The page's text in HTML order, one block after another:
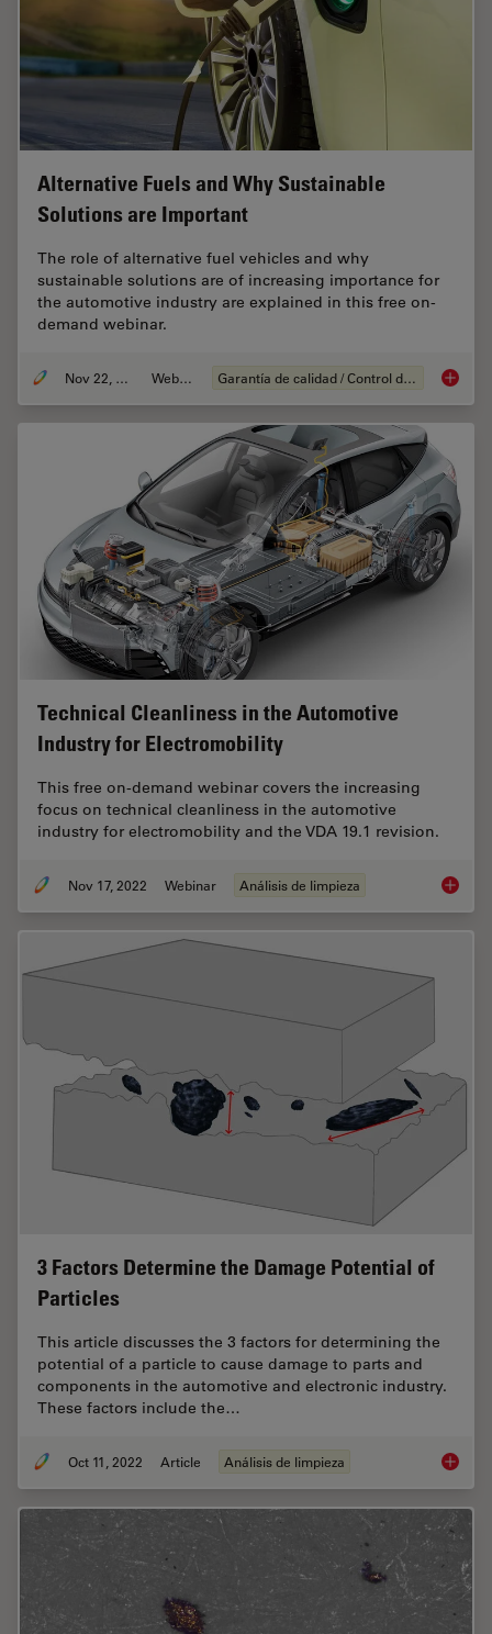
Alternative Fuels and Why Sustainable
Solutions are Important
The role of alternative fuel vehicles and why
sustainable solutions are of increasing importance for
the automotive industry are explained in this free on-
demand webinar.
Nov 22, 2022 Webinar Garantía de calidad / Control de calidad
Technical Cleanliness in the Automotive
Industry for Electromobility
This free on-demand webinar covers the increasing
focus on technical cleanliness in the automotive
industry for electromobility and the VDA 19.1 revision.
Nov 17, 2022 Webinar Análisis de limpieza
3 Factors Determine the Damage Potential of
Particles
This article discusses the 3 factors for determining the
potential of a particle to cause damage to parts and
components in the automotive and electronic industry.
These factors include the…
Oct 11, 2022 Article Análisis de limpieza 3